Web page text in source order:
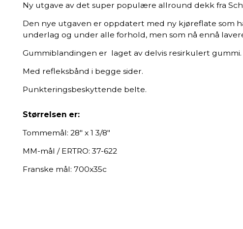
Ny utgave av det super populære allround dekk fra
Den nye utgaven er oppdatert med ny kjøreflate som
underlag og under alle forhold, men som nå ennå
Gummiblandingen er laget av delvis resirkulert gummi.
Med refleksbånd i begge sider.
Punkteringsbeskyttende belte.
Størrelsen er:
Tommemål: 28" x 1 3/8"
MM-mål / ERTRO: 37-622
Franske mål: 700x35c